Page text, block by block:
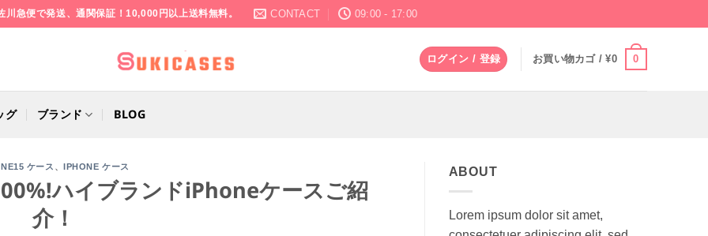
川急便で発送、通関保証！10,000円以上送料無料。 CONTACT 09:00 - 17:00
ログイン / 登録 お買い物カゴ /¥0 0
グ ブランド BLOG
ケース 、IPHONE ケース
ハイブランドiPhoneケースご紹
介！
ABOUT
Lorem ipsum dolor sit amet,